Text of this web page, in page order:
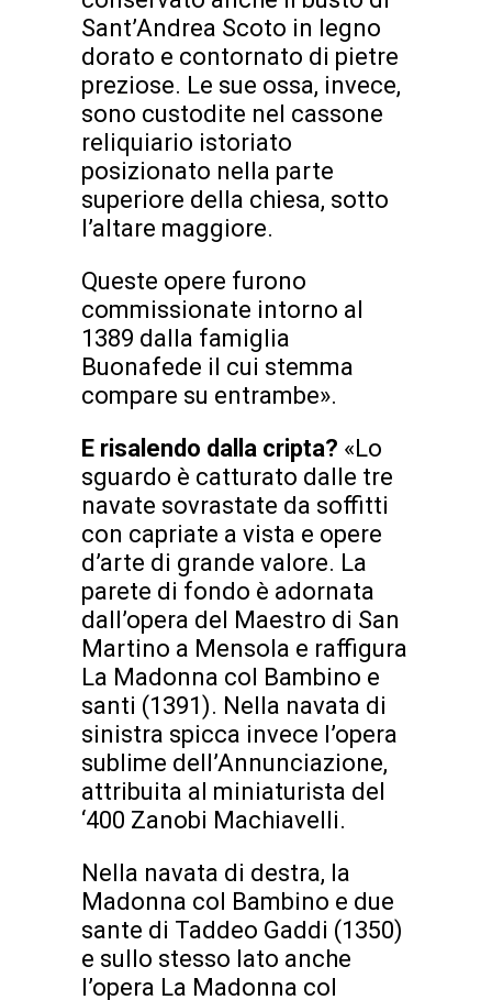
Sant’Andrea Scoto in legno
dorato e contornato di pietre
preziose. Le sue ossa, invece,
sono custodite nel cassone
reliquiario istoriato
posizionato nella parte
superiore della chiesa, sotto
l’altare maggiore.
Queste opere furono
commissionate intorno al
1389 dalla famiglia
Buonafede il cui stemma
compare su entrambe».
E risalendo dalla cripta? «Lo
sguardo è catturato dalle tre
navate sovrastate da soffitti
con capriate a vista e opere
d’arte di grande valore. La
parete di fondo è adornata
dall’opera del Maestro di San
Martino a Mensola e raffigura
La Madonna col Bambino e
santi (1391). Nella navata di
sinistra spicca invece l’opera
sublime dell’Annunciazione,
attribuita al miniaturista del
‘400 Zanobi Machiavelli.
Nella navata di destra, la
Madonna col Bambino e due
sante di Taddeo Gaddi (1350)
e sullo stesso lato anche
l’opera La Madonna col